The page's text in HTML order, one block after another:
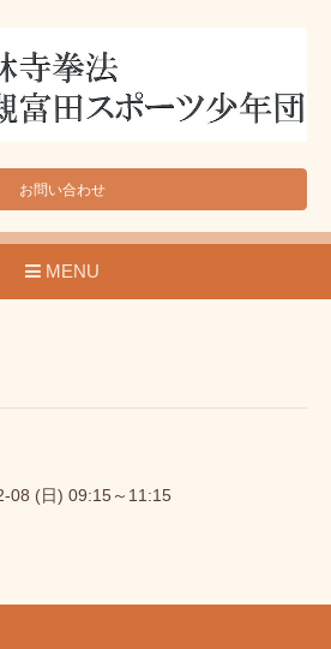
お問い合わせ
MENU
08 (日) 09:15～11:15